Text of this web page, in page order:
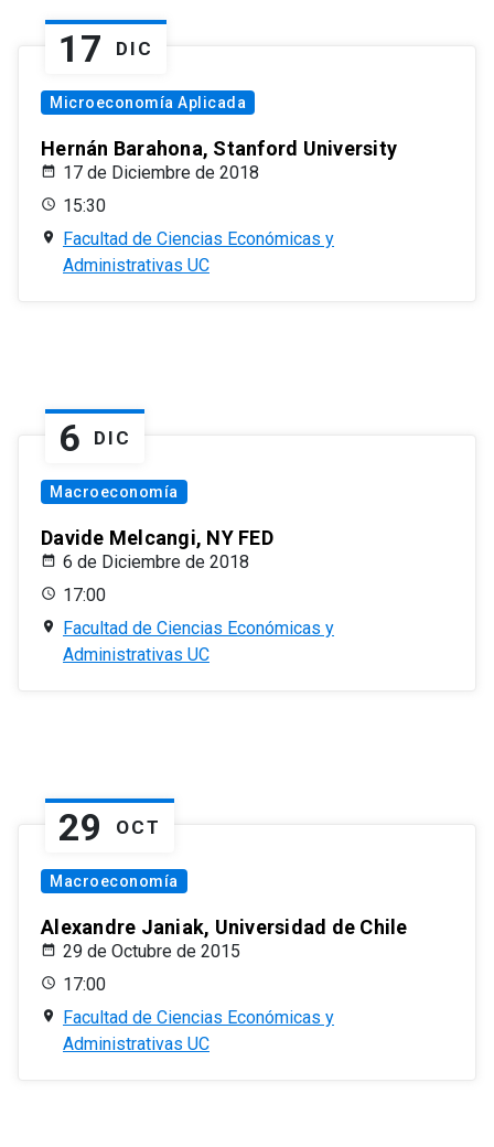
17 DIC
Microeconomía Aplicada
Hernán Barahona, Stanford University
17 de Diciembre de 2018
15:30
Facultad de Ciencias Económicas y
Administrativas UC
6 DIC
Macroeconomía
Davide Melcangi, NY FED
6 de Diciembre de 2018
17:00
Facultad de Ciencias Económicas y
Administrativas UC
29 OCT
Macroeconomía
Alexandre Janiak, Universidad de Chile
29 de Octubre de 2015
17:00
Facultad de Ciencias Económicas y
Administrativas UC